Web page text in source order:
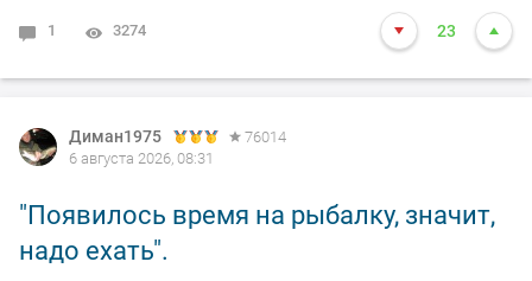
1 3274 23
Диман1975
76014
6 августа 2026, 08:31
"Появилось время на рыбалку, значит,
надо ехать".